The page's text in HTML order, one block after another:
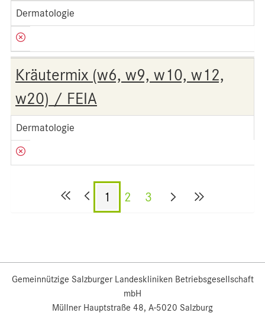
Dermatologie
Kräutermix (w6, w9, w10, w12,
w20) / FEIA
Dermatologie
1 2 3
Gemeinnützige Salzburger Landeskliniken Betriebsgesellschaft
mbH
Müllner Hauptstraße 48, A-5020 Salzburg